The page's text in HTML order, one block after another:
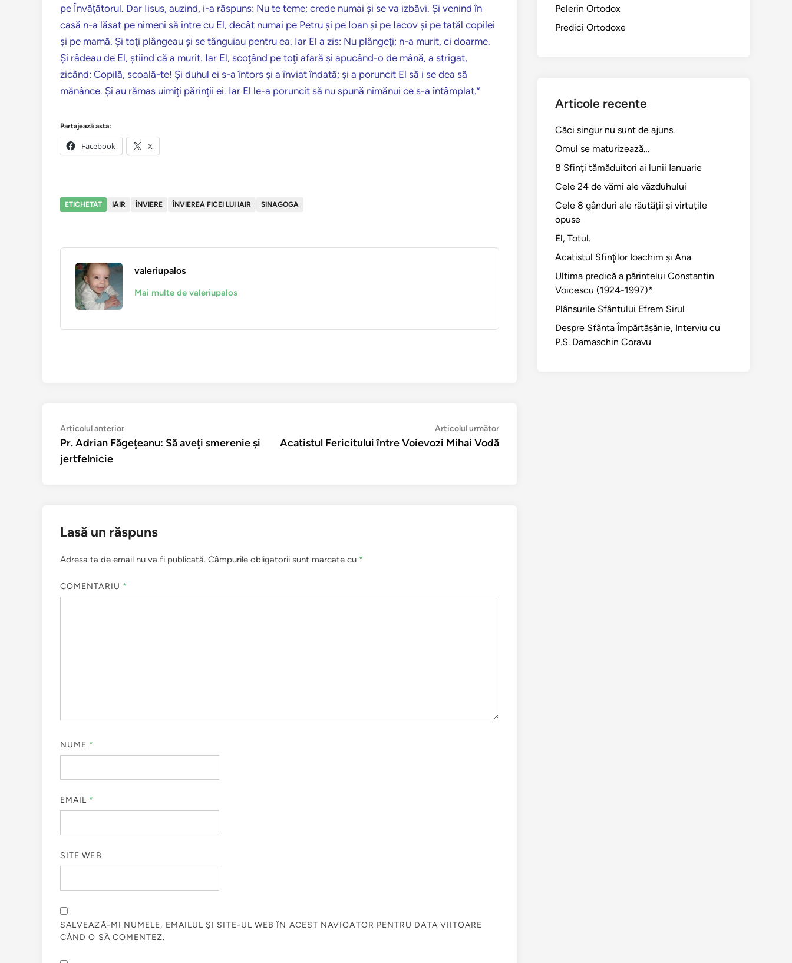
pe Învăţătorul. Dar Iisus, auzind, i-a răspuns: Nu te teme; crede numai şi se va izbăvi. Şi venind în
casă n-a lăsat pe nimeni să intre cu El, decât numai pe Petru şi pe Ioan şi pe Iacov şi pe tatăl copilei
şi pe mamă. Şi toţi plângeau şi se tânguiau pentru ea. Iar El a zis: Nu plângeţi; n-a murit, ci doarme.
Şi râdeau de El, ştiind că a murit. Iar El, scoţând pe toţi afară şi apucând-o de mână, a strigat,
zicând: Copilă, scoală-te! Şi duhul ei s-a întors şi a înviat îndată; şi a poruncit El să i se dea să
mănânce. Şi au rămas uimiţi părinţii ei. Iar El le-a poruncit să nu spună nimănui ce s-a întâmplat.”
Partajează asta:
Facebook X
ETICHETAT IAIR ÎNVIERE ÎNVIEREA FICEI LUI IAIR SINAGOGA
valeriupalos
Mai multe de valeriupalos
Navigare
în
articole
Articolul anteriorArticolul
anterior:
Pr. Adrian Făgeţeanu: Să aveţi smerenie şi
jertfelnicie
Articolul următorArticolul
următor:
Acatistul Fericitului între Voievozi Mihai Vodă
Lasă un răspuns
Adresa ta de email nu va fi publicată. Câmpurile obligatorii sunt marcate cu *
COMENTARIU *
NUME *
EMAIL *
SITE WEB
SALVEAZĂ-MI NUMELE, EMAILUL ȘI SITE-UL WEB ÎN ACEST NAVIGATOR PENTRU DATA VIITOARE
CÂND O SĂ COMENTEZ.
Pelerin Ortodox
Predici Ortodoxe
Articole recente
Căci singur nu sunt de ajuns.
Omul se maturizează…
8 Sfinți tămăduitori ai lunii Ianuarie
Cele 24 de vămi ale văzduhului
Cele 8 gânduri ale răutății și virtuțile
opuse
El, Totul.
Acatistul Sfinţilor Ioachim şi Ana
Ultima predică a părintelui Constantin
Voicescu (1924-1997)*
Plânsurile Sfântului Efrem Sirul
Despre Sfânta Împărtăşănie, Interviu cu
P.S. Damaschin Coravu